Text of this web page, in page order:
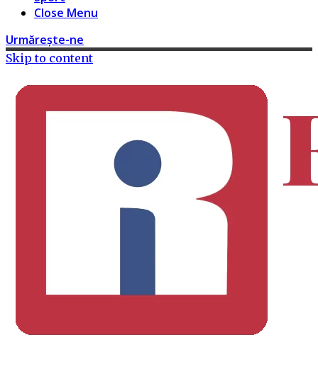
Close Menu
Urmărește-ne
Skip to content